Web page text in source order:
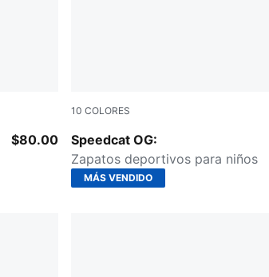
$80.00
10 COLORES
Speedcat OG:
Pelé Yellow-PUMA Black
Zapatos deportivos para niños
MÁS VENDIDO